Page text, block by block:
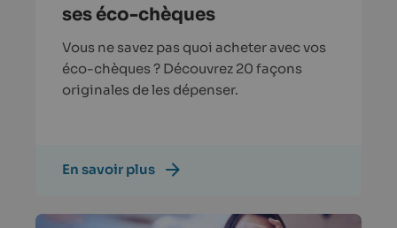
ses éco-chèques
Vous ne savez pas quoi acheter avec vos
éco-chèques ? Découvrez 20 façons
originales de les dépenser.
En savoir plus